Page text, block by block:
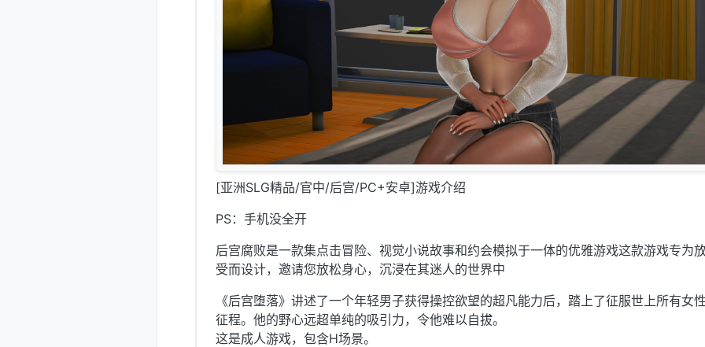
[亚洲SLG精品/官中/后宫/PC+安卓]游戏介绍
PS：手机没全开
后宫腐败是一款集点击冒险、视觉小说故事和约会模拟于一体的优雅游戏这款游戏专为
受而设计，邀请您放松身心，沉浸在其迷人的世界中
《后宫堕落》讲述了一个年轻男子获得操控欲望的超凡能力后，踏上了征服世上所有女
征程。他的野心远超单纯的吸引力，令他难以自拔。
这是成人游戏，包含H场景。